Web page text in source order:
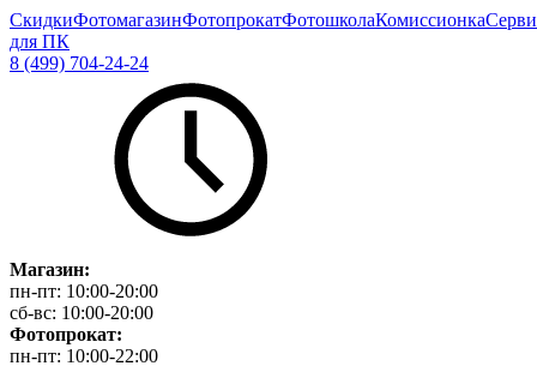
СкидкиФотомагазинФотопрокатФотошколаКомиссионка
для ПК
8 (499) 704-24-24
Магазин:
пн-пт: 10:00-20:00
сб-вс: 10:00-20:00
Фотопрокат:
пн-пт: 10:00-22:00